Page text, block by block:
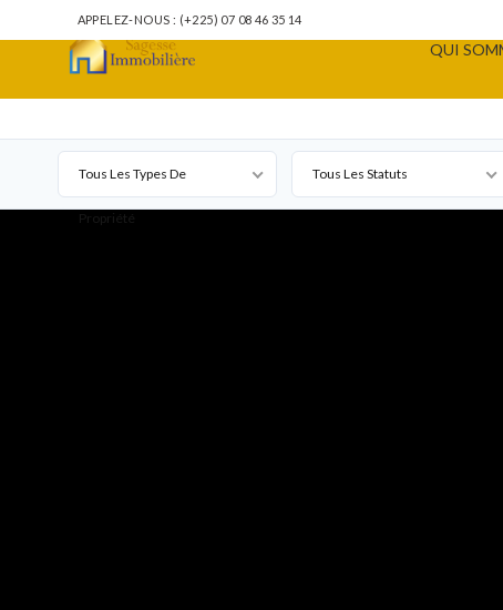
APPELEZ-NOUS : (+225) 07 08 46 35 14
QUI
Tous Les Types De
Propriété
Tous Les Statuts